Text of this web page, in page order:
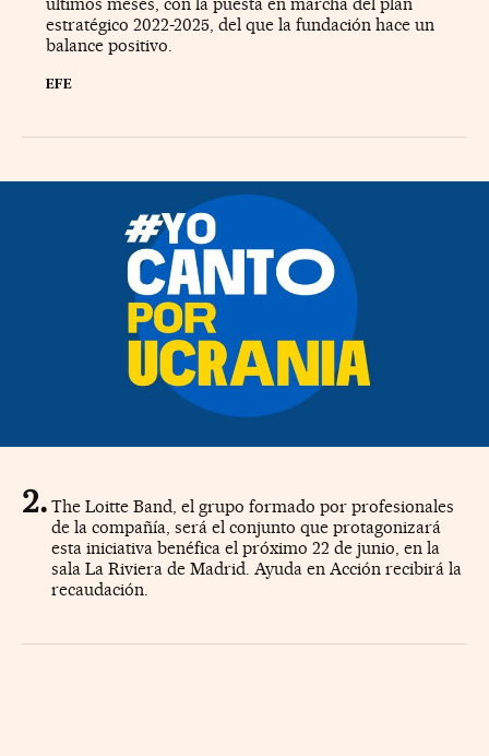
últimos meses, con la puesta en marcha del plan
estratégico 2022-2025, del que la fundación hace un
balance positivo.
EFE
The Loitte Band, el grupo formado por profesionales
de la compañía, será el conjunto que protagonizará
esta iniciativa benéfica el próximo 22 de junio, en la
sala La Riviera de Madrid. Ayuda en Acción recibirá la
recaudación.